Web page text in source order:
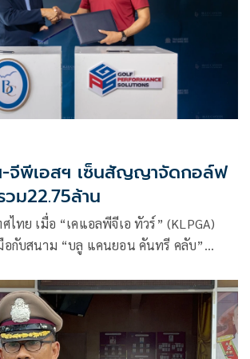
จีพีเอสฯ เซ็นสัญญาจัดกอล์ฟ
ม22.75ล้าน
ไทย เมื่อ “เคแอลพีจีเอ ทัวร์” (KLPGA)
อกับสนาม “บลู แคนยอน คันทรี คลับ”